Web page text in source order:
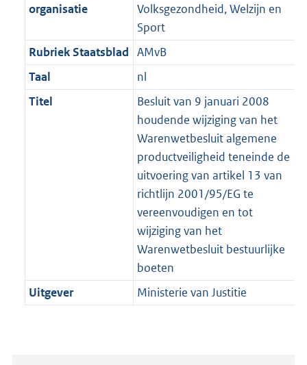
organisatie
Volksgezondheid, Welzijn en
Sport
Rubriek Staatsblad AMvB
Taal
nl
Titel
Besluit van 9 januari 2008
houdende wijziging van het
Warenwetbesluit algemene
productveiligheid teneinde de
uitvoering van artikel 13 van
richtlijn 2001/95/EG te
vereenvoudigen en tot
wijziging van het
Warenwetbesluit bestuurlijke
boeten
Uitgever
Ministerie van Justitie